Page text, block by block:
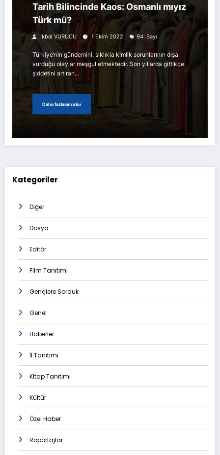
Tarih Bilincinde Kaos: Osmanlı mıyız
Türk mü?
İkbal VURUCU 1 Ekim 2022 94. Sayı
Türkiye’nin gündemini, sıklıkla kimlik sorunlarının dışa
vurduğu olaylar meşgul etmektedir. Son yıllarda gittikçe
şiddetini artıran…
Daha fazlasını oku
Kategoriler
Diğer
Dosya
Editör
Film Tanıtımı
Gençlere Sorduk
Genel
Haberler
İl Tanıtımı
Kitap Tanıtımı
Kültür
Özel Haber
Röportajlar